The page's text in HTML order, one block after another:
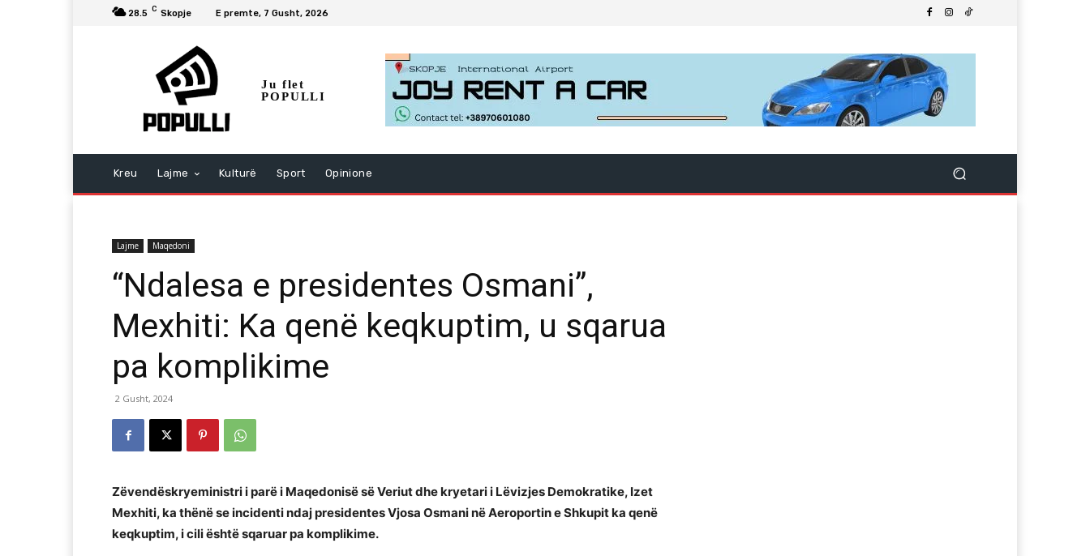
28.5 C Skopje E premte, 7 Gusht, 2026
Ju flet
POPULLI
Kreu Lajme Kulturë Sport Opinione
Lajme Maqedoni
“Ndalesa e presidentes Osmani”,
Mexhiti: Ka qenë keqkuptim, u sqarua
pa komplikime
2 Gusht, 2024
Zëvendëskryeministri i parë i Maqedonisë së Veriut dhe kryetari i Lëvizjes Demokratike, Izet
Mexhiti, ka thënë se incidenti ndaj presidentes Vjosa Osmani në Aeroportin e Shkupit ka qenë
keqkuptim, i cili është sqaruar pa komplikime.